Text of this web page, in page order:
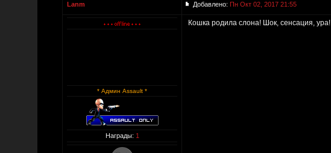
Lanm Добавлено: Пн Окт 02, 2017 21:55
* Админ Assault *
Награды: 1
Кошка родила слона! Шок, сенсация, ура!